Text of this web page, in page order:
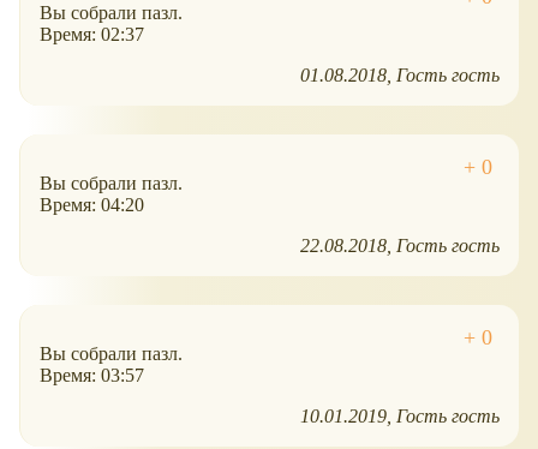
Вы собрали пазл.
Время: 02:37
01.08.2018 Гость гость
Вы собрали пазл.
Время: 04:20
22.08.2018 Гость гость
Вы собрали пазл.
Время: 03:57
10.01.2019 Гость гость